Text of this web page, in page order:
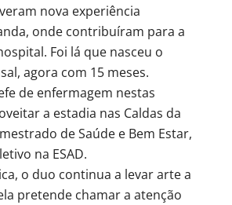
nova experiência
onde contribuíram para a
Foi lá que nasceu o
agora com 15 meses.
de enfermagem nestas
a estadia nas Caldas da
de Saúde e Bem Estar,
na ESAD.
o duo continua a levar arte a
pretende chamar a atenção